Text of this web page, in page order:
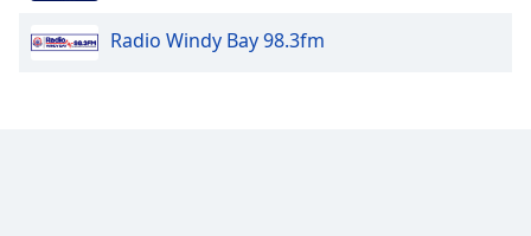
Radio Windy Bay 98.3fm